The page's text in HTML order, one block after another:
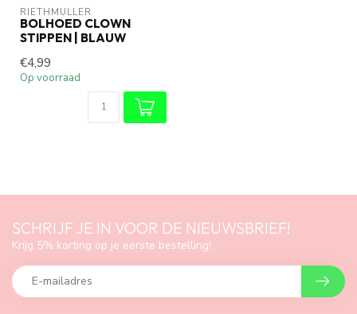
RIETHMÜLLER
BOLHOED CLOWN
STIPPEN | BLAUW
€4,99
Op voorraad
SCHRIJF JE IN VOOR DE NIEUWSBRIEF!
Krijg 5% korting op je eerste bestelling!